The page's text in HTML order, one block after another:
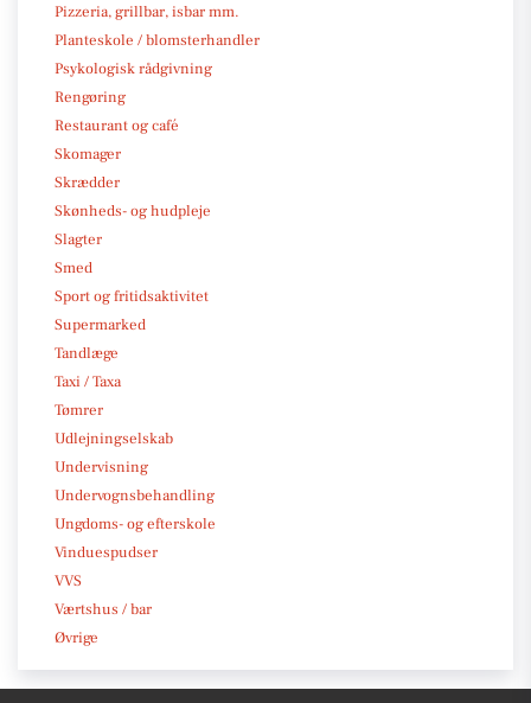
Pizzeria, grillbar, isbar mm.
Planteskole / blomsterhandler
Psykologisk rådgivning
Rengøring
Restaurant og café
Skomager
Skrædder
Skønheds- og hudpleje
Slagter
Smed
Sport og fritidsaktivitet
Supermarked
Tandlæge
Taxi / Taxa
Tømrer
Udlejningselskab
Undervisning
Undervognsbehandling
Ungdoms- og efterskole
Vinduespudser
VVS
Værtshus / bar
Øvrige